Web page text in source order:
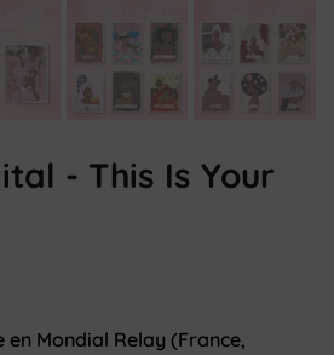
- This Is Your
Mondial Relay (France,